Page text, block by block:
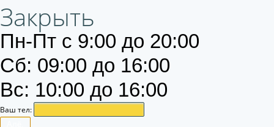
Закрыть
Пн-Пт с 9:00 до 20:00
Сб: 09:00 до 16:00
Вс: 10:00 до 16:00
Ваш тел: